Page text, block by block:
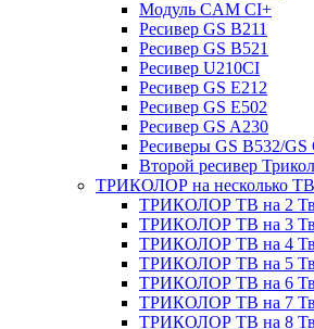
Модуль CAM CI+
Ресивер GS B211
Ресивер GS B521
Ресивер U210CI
Ресивер GS E212
Ресивер GS E502
Ресивер GS A230
Ресиверы GS B532/GS
Второй ресивер
ТРИКОЛОР на несколько ТВ
ТРИКОЛОР ТВ на 2 Тв
ТРИКОЛОР ТВ на 3 Тв
ТРИКОЛОР ТВ на 4 Тв
ТРИКОЛОР ТВ на 5 Тв
ТРИКОЛОР ТВ на 6 Тв
ТРИКОЛОР ТВ на 7 Тв
ТРИКОЛОР ТВ на 8 Тв